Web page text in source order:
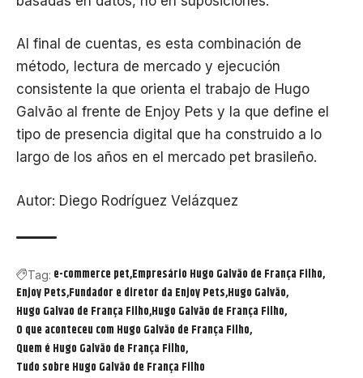
Al final de cuentas, es esta combinación de
método, lectura de mercado y ejecución
consistente la que orienta el trabajo de Hugo
Galvão al frente de Enjoy Pets y la que define el
tipo de presencia digital que ha construido a lo
largo de los años en el mercado pet brasileño.
Autor: Diego Rodríguez Velázquez
Tag: e-commerce pet Empresário Hugo Galvão de França Filho
Enjoy Pets Fundador e diretor da Enjoy Pets Hugo Galvão
Hugo Galvao de França Filho Hugo Galvão de França Filho
O que aconteceu com Hugo Galvão de França Filho
Quem é Hugo Galvão de França Filho
Tudo sobre Hugo Galvão de França Filho